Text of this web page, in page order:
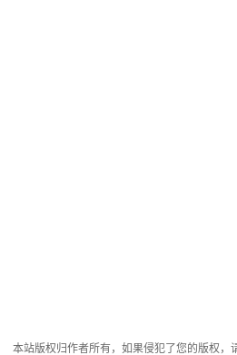
本站版权归作者所有，如果侵犯了您的版权